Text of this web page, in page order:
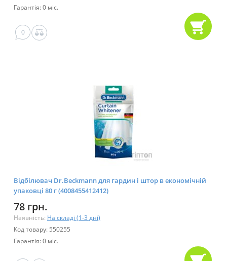
Гарантія: 0 міс.
0
Відбілювач Dr.Beckmann для гардин і штор в економічній
упаковці 80 г (4008455412412)
78 грн.
Наявність: На складі (1-3 дні)
Код товару: 550255
Гарантія: 0 міс.